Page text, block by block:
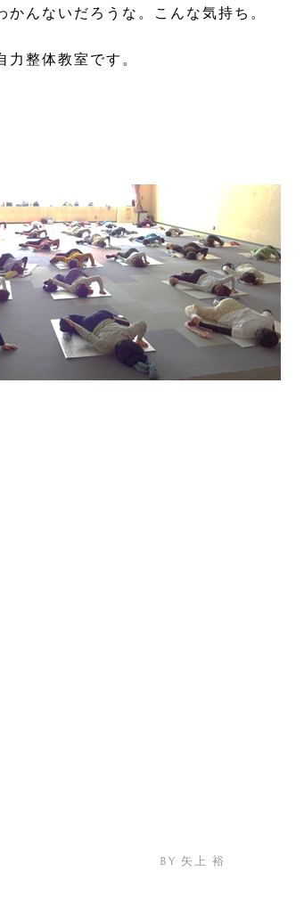
ないだろうな。こんな気持ち。
整体教室です。
by 矢上 裕